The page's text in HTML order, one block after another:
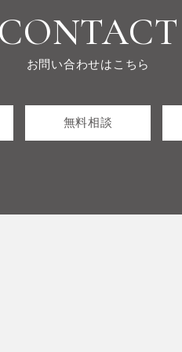
CONTACT
お問い合わせはこちら
無料相談